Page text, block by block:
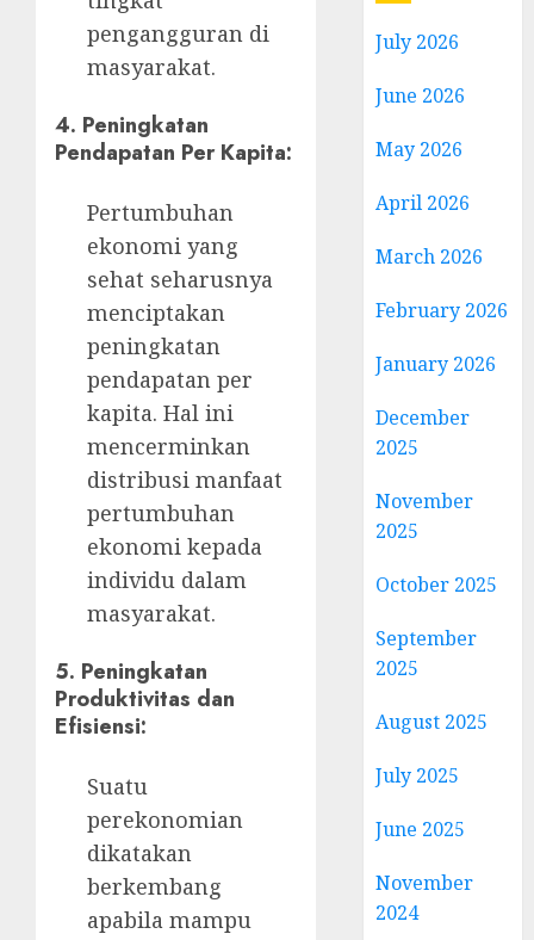
pengangguran di
masyarakat.
4. Peningkatan
Pendapatan Per Kapita:
Pertumbuhan
ekonomi yang
sehat seharusnya
menciptakan
peningkatan
pendapatan per
kapita. Hal ini
mencerminkan
distribusi manfaat
pertumbuhan
ekonomi kepada
individu dalam
masyarakat.
5. Peningkatan
Produktivitas dan
Efisiensi:
Suatu
perekonomian
dikatakan
berkembang
apabila mampu
July 2026
June 2026
May 2026
April 2026
March 2026
February 2026
January 2026
December
2025
November
2025
October 2025
September
2025
August 2025
July 2025
June 2025
November
2024